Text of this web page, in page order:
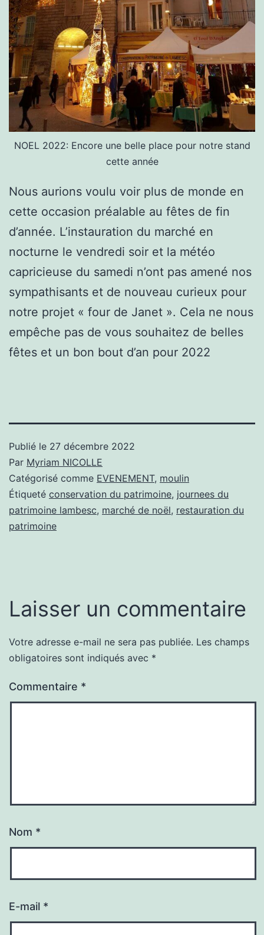
NOEL 2022: Encore une belle place pour notre stand
cette année
Nous aurions voulu voir plus de monde en
cette occasion préalable au fêtes de fin
d’année. L’instauration du marché en
nocturne le vendredi soir et la météo
capricieuse du samedi n’ont pas amené nos
sympathisants et de nouveau curieux pour
notre projet « four de Janet ». Cela ne nous
empêche pas de vous souhaitez de belles
fêtes et un bon bout d’an pour 2022
Publié le 27 décembre 2022
Par Myriam NICOLLE
Catégorisé comme EVENEMENT, moulin
Étiqueté conservation du patrimoine, journees du
patrimoine lambesc, marché de noël, restauration du
patrimoine
Laisser un commentaire
Votre adresse e-mail ne sera pas publiée. Les champs
obligatoires sont indiqués avec *
Commentaire *
Nom *
E-mail *